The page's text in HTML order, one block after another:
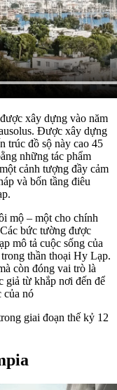
xây dựng vào năm
Được xây dựng
trúc đồ sộ này cao 45
những tác phẩm
cảnh tượng đầy cảm
và bốn tầng điêu
mộ – một cho chính
bức tường được
mô tả cuộc sống của
thần thoại Hy Lạp.
còn đóng vai trò là
giả từ khắp nơi đến để
của nó
giai đoạn thế kỷ 12